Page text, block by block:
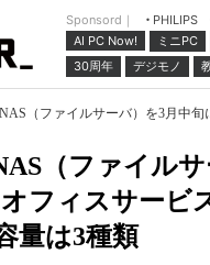
Sponsord｜ PHILIPS
AI PC Now!
ミニPC
30周年
デジモノ
（ファイルサーバ）を3月中
（ファイル
フィスサービ
量は3種類